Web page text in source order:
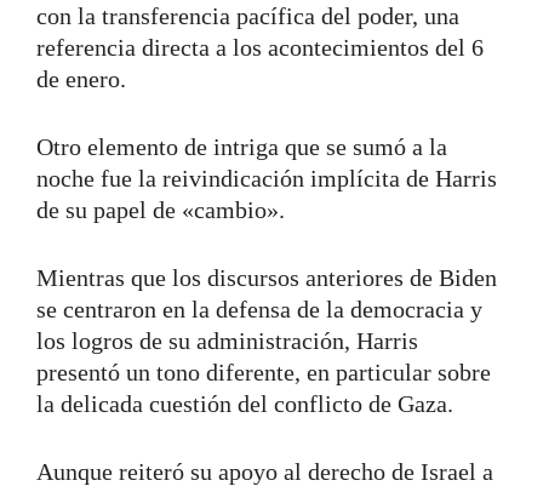
con la transferencia pacífica del poder, una
referencia directa a los acontecimientos del 6
de enero.
Otro elemento de intriga que se sumó a la
noche fue la reivindicación implícita de Harris
de su papel de «cambio».
Mientras que los discursos anteriores de Biden
se centraron en la defensa de la democracia y
los logros de su administración, Harris
presentó un tono diferente, en particular sobre
la delicada cuestión del conflicto de Gaza.
Aunque reiteró su apoyo al derecho de Israel a